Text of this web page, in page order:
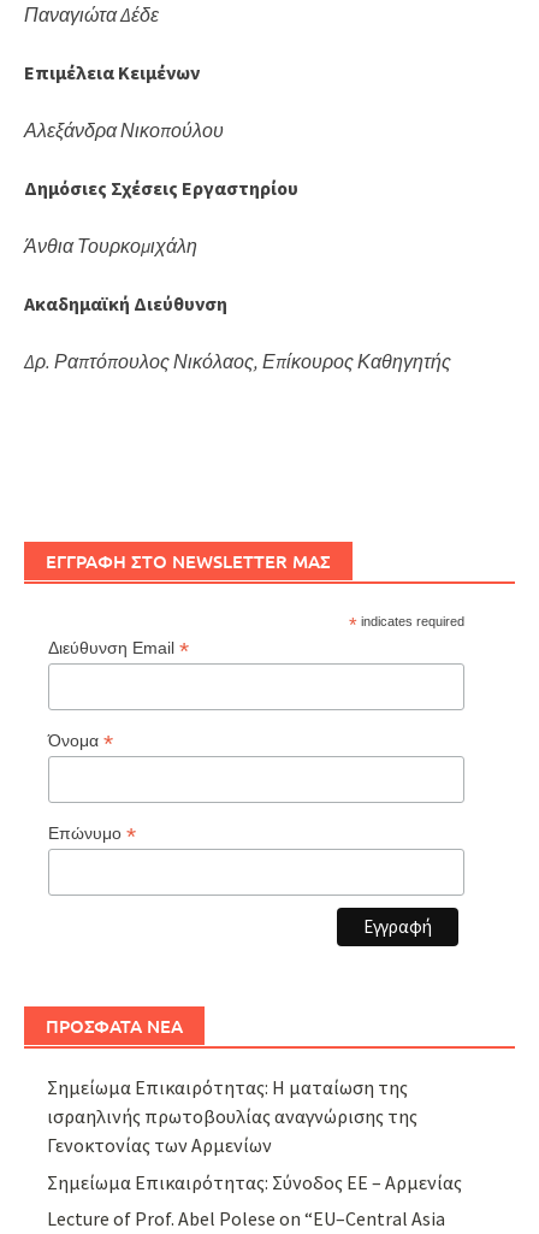
Παναγιώτα Δέδε
Επιμέλεια Κειμένων
Αλεξάνδρα Νικοπούλου
Δημόσιες Σχέσεις Εργαστηρίου
Άνθια Τουρκομιχάλη
Ακαδημαϊκή Διεύθυνση
Δρ. Ραπτόπουλος Νικόλαος, Επίκουρος Καθηγητής
ΕΓΓΡΑΦΗ ΣΤΟ NEWSLETTER ΜΑΣ
*indicates required
Διεύθυνση Email *
Όνομα *
Επώνυμο *
ΠΡΟΣΦΑΤΑ ΝΕΑ
Σημείωμα Επικαιρότητας: Η ματαίωση της
ισραηλινής πρωτοβουλίας αναγνώρισης της
Γενοκτονίας των Αρμενίων
Σημείωμα Επικαιρότητας: Σύνοδος ΕΕ – Αρμενίας
Lecture of Prof. Abel Polese on “EU–Central Asia